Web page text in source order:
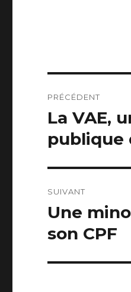
de
l’article
PRÉCÉDENT
Publication
précédente :
La VAE,
publique
SUIVANT
Publication
suivante :
Une
son CPF